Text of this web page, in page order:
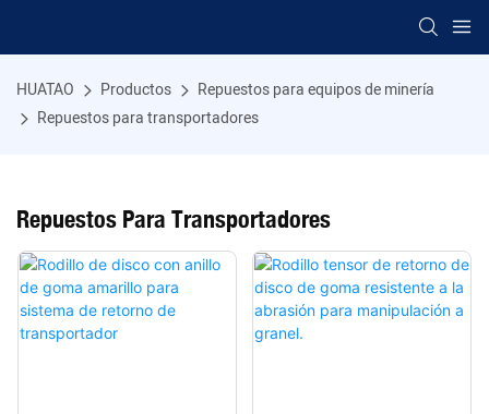
HUATAO Productos
Repuestos para equipos de minería
Repuestos para transportadores
Repuestos Para Transportadores